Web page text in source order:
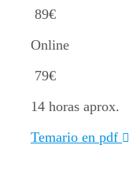
89€
Online
79€
14 horas aprox.
Temario en pdf